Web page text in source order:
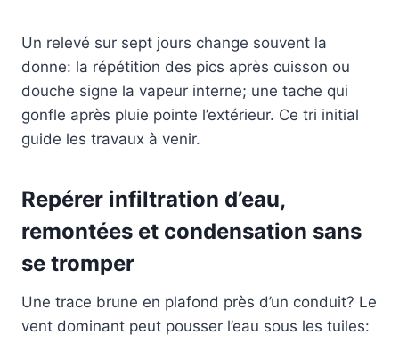
Un relevé sur sept jours change souvent la
donne: la répétition des pics après cuisson ou
douche signe la vapeur interne; une tache qui
gonfle après pluie pointe l’extérieur. Ce tri initial
guide les travaux à venir.
Repérer infiltration d’eau,
remontées et condensation sans
se tromper
Une trace brune en plafond près d’un conduit? Le
vent dominant peut pousser l’eau sous les tuiles: